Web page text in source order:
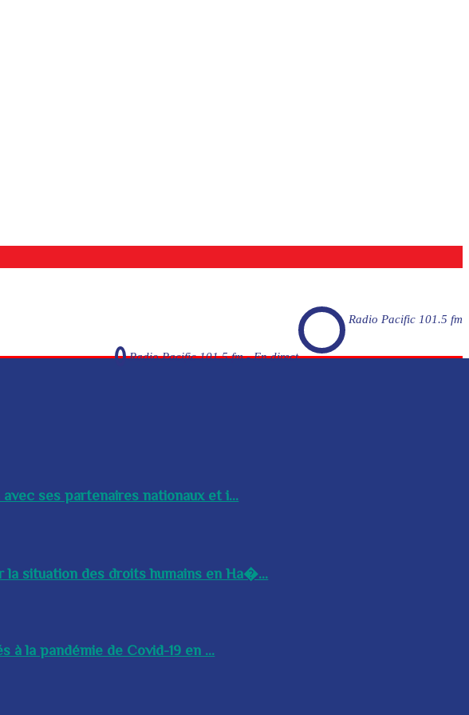
Radio Pacific 101.5 fm
Radio Pacific 101.5 fm - En direct
ses partenaires nationaux et i...
situation des droits humains en Ha�...
à la pandémie de Covid-19 en ...